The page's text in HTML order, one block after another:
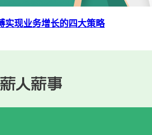
实现业务增长的四大策略